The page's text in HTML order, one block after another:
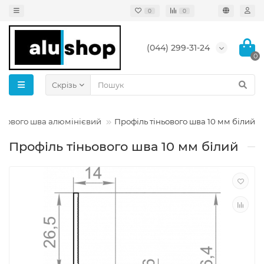
0 0
(044) 299-31-24
0
Скрізь
шва алюмінієвий Профіль тіньового шва 10 мм білий
Профіль тіньового шва 10 мм білий